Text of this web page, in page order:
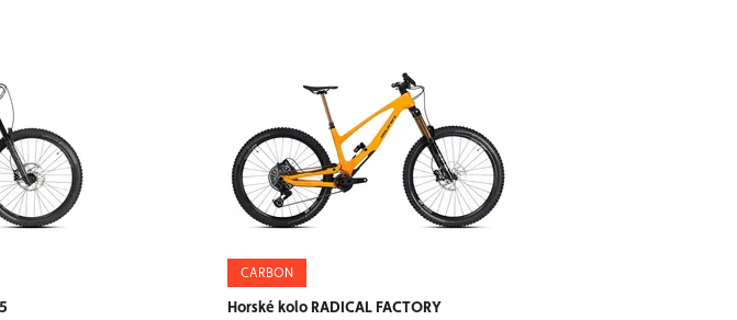
CARBON
Horské kolo RADICAL FACTORY